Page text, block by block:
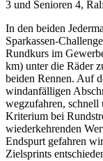
3 und Senioren 4,
In den beiden
Sparkassen-
Rundkurs im
km) unter die Räder
beiden Rennen. Auf
windanfälligen
wegzufahren, schnell
Kriterium bei
wiederkehrenden
Endspurt gefahren
Zielsprints